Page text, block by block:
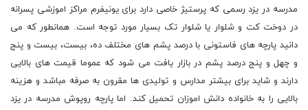
مدرسه در یزد رسمی که پرستیژ خاصی دارد برای یونیفرم مراکز اموزشی پسرانه
در دوخت کت و شلوار یا شلوار تک بسیار مورد توجه است. همانطور که می
دانید پارچه های فاستونی با درصد پشم های مختلف ده، بیست، بیست و پنج
و چهل و پنج درصد پشم در بازار یافت می شود که عموما قیمت های بالایی
دارند و شاید برای بیشتر مدارس و تولیدی ها مقرون به صرفه مباشد و هزینه
بالایی را به خانواده دانش اموزان تحمیل کند. اما پارچه روپوش مدرسه در یزد